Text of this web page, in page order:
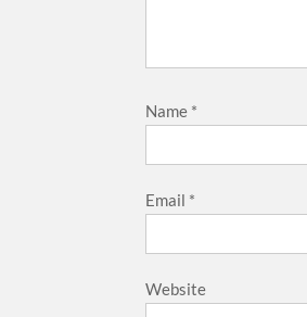
Name *
Email *
Website